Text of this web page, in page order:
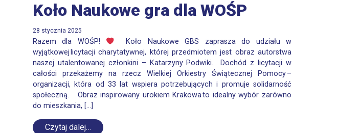
Koło Naukowe gra dla WOŚP
28 stycznia 2025
Razem dla WOŚP!
Koło Naukowe GBS zaprasza do udziału w
wyjątkowej licytacji charytatywnej, której przedmiotem jest obraz autorstwa
naszej utalentowanej członkini – Katarzyny Podwiki. Dochód z licytacji w
całości przekażemy na rzecz Wielkiej Orkiestry Świątecznej Pomocy –
organizacji, która od 33 lat wspiera potrzebujących i promuje solidarność
społeczną. Obraz inspirowany urokiem Krakowa to idealny wybór zarówno
do mieszkania, […]
Czytaj dalej…